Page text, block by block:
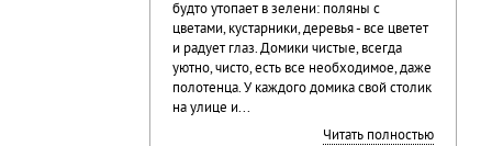
будто утопает в зелени: поляны с
цветами, кустарники, деревья - все цветет
и радует глаз. Домики чистые, всегда
уютно, чисто, есть все необходимое, даже
полотенца. У каждого домика свой столик
на улице и...
Читать полностью